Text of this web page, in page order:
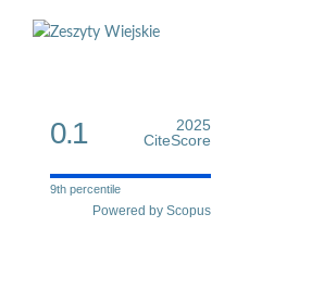
0.1
2025
CiteScore
9th percentile
Powered by Scopus